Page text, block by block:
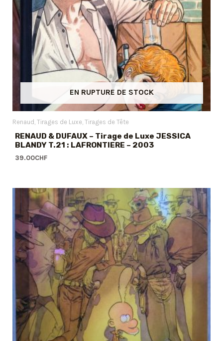
EN RUPTURE DE STOCK
Renaud Tirages de Luxe Tirages de Tête
RENAUD & DUFAUX – Tirage de Luxe JESSICA
BLANDY T.21 : LAFRONTIERE – 2003
39.00CHF